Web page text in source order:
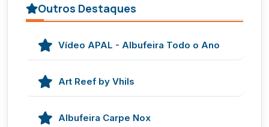
Outros Destaques
Vídeo APAL - Albufeira Todo o Ano
Art Reef by Vhils
Albufeira Carpe Nox